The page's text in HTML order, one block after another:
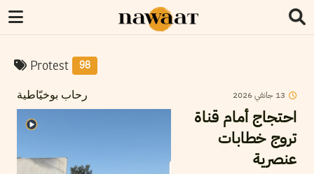
Protest 98
رحاب بوخيّاطية 13 جانفي2026
احتجاج أمام قناة
تروج خطابات
عنصرية